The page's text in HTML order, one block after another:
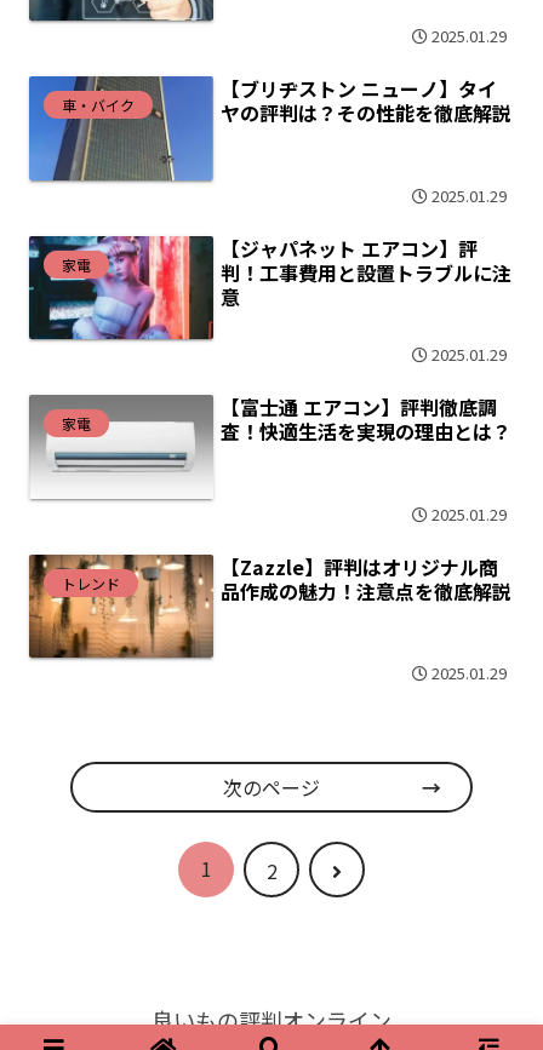
2025.01.29
車・バイク
【ブリヂストン ニューノ】タイ
ヤの評判は？その性能を徹底解説
2025.01.29
家電
【ジャパネット エアコン】評
判！工事費用と設置トラブルに注
意
2025.01.29
家電
【富士通 エアコン】評判徹底調
査！快適生活を実現の理由とは？
2025.01.29
トレンド
【Zazzle】評判はオリジナル商
品作成の魅力！注意点を徹底解説
2025.01.29
次のページ
1 2
次
良いもの評判オンライン